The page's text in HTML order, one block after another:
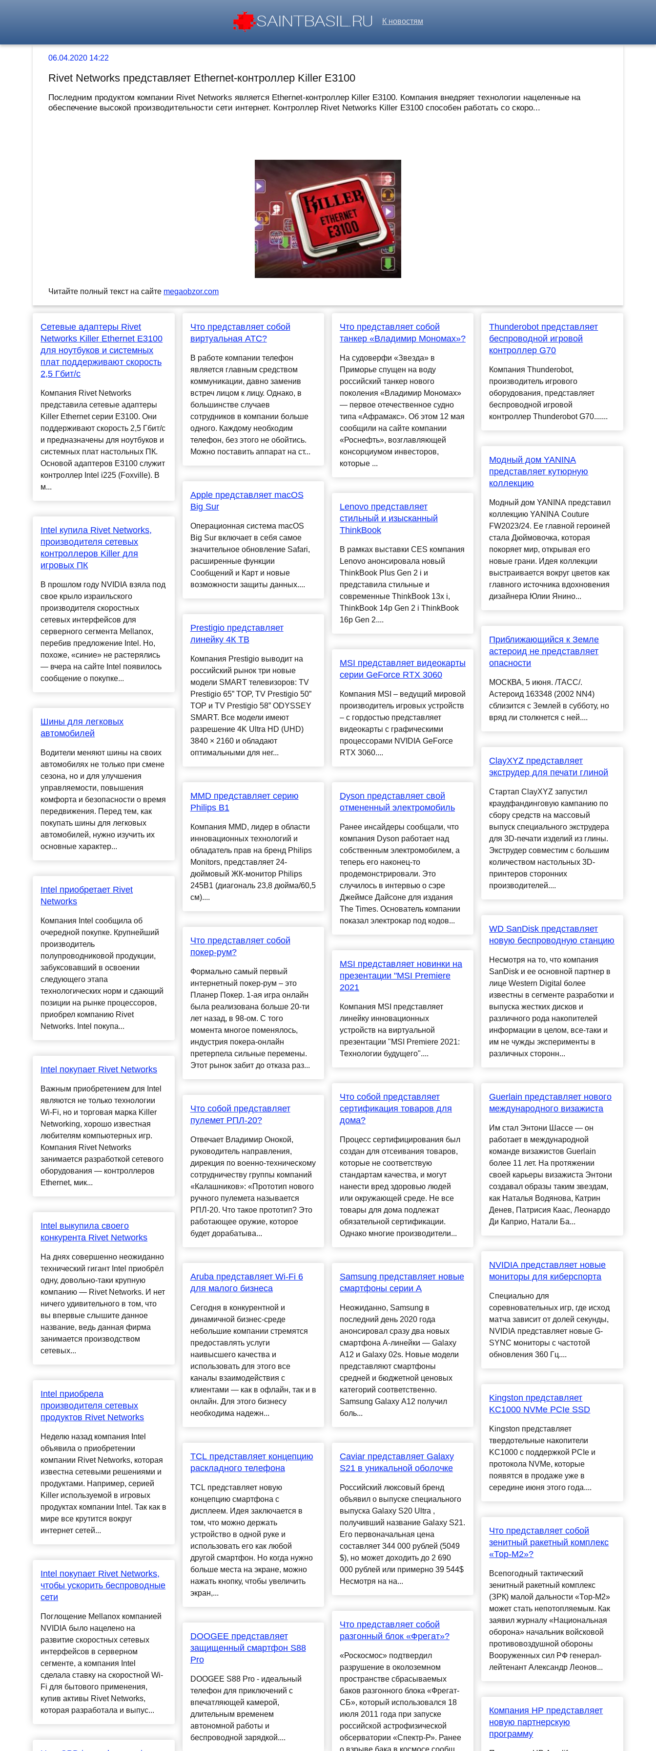
К новостям
06.04.2020 14:22
Rivet Networks представляет Ethernet-контроллер Killer E3100
Последним продуктом компании Rivet Networks является Ethernet-контроллер Killer E3100. Компания внедряет технологии нацеленные на
обеспечение высокой производительности сети интернет. Контроллер Rivet Networks Killer E3100 способен работать со скоро...
Читайте полный текст на сайте megaobzor.com
Сетевые адаптеры Rivet
Networks Killer Ethernet E3100
для ноутбуков и системных
плат поддерживают скорость
2,5 Гбит/с
Компания Rivet Networks
представила сетевые адаптеры
Killer Ethernet серии E3100. Они
поддерживают скорость 2,5 Гбит/с
и предназначены для ноутбуков и
системных плат настольных ПК.
Основой адаптеров E3100 служит
контроллер Intel i225 (Foxville). В
м...
Intel купила Rivet Networks,
производителя сетевых
контроллеров Killer для
игровых ПК
В прошлом году NVIDIA взяла под
свое крыло израильского
производителя скоростных
сетевых интерфейсов для
серверного сегмента Mellanox,
перебив предложение Intel. Но,
похоже, «синие» не растерялись
— вчера на сайте Intel появилось
сообщение о покупке...
Шины для легковых
автомобилей
Водители меняют шины на своих
автомобилях не только при смене
сезона, но и для улучшения
управляемости, повышения
комфорта и безопасности о время
передвижения. Перед тем, как
покупать шины для легковых
автомобилей, нужно изучить их
основные характер...
Intel приобретает Rivet
Networks
Компания Intel сообщила об
очередной покупке. Крупнейший
производитель
полупроводниковой продукции,
забуксовавший в освоении
следующего этапа
технологических норм и сдающий
позиции на рынке процессоров,
приобрел компанию Rivet
Networks. Intel покупа...
Intel покупает Rivet Networks
Важным приобретением для Intel
являются не только технологии
Wi-Fi, но и торговая марка Killer
Networking, хорошо известная
любителям компьютерных игр.
Компания Rivet Networks
занимается разработкой сетевого
оборудования — контроллеров
Ethernet, мик...
Intel выкупила своего
конкурента Rivet Networks
На днях совершенно неожиданно
технический гигант Intel приобрёл
одну, довольно-таки крупную
компанию — Rivet Networks. И нет
ничего удивительного в том, что
вы впервые слышите данное
название, ведь данная фирма
занимается производством
сетевых...
Intel приобрела
производителя сетевых
продуктов Rivet Networks
Неделю назад компания Intel
объявила о приобретении
компании Rivet Networks, которая
известна сетевыми решениями и
продуктами. Например, серией
Killer используемой в игровых
продуктах компании Intel. Так как в
мире все крутится вокруг
интернет сетей...
Intel покупает Rivet Networks,
чтобы ускорить беспроводные
сети
Поглощение Mellanox компанией
NVIDIA было нацелено на
развитие скоростных сетевых
интерфейсов в серверном
сегменте, а компания Intel
сделала ставку на скоростной Wi-
Fi для бытового применения,
купив активы Rivet Networks,
которая разработала и выпус...
Что представляет собой
виртуальная АТС?
В работе компании телефон
является главным средством
коммуникации, давно заменив
встреч лицом к лицу. Однако, в
большинстве случаев
сотрудников в компании больше
одного. Каждому необходим
телефон, без этого не обойтись.
Можно поставить аппарат на ст...
Apple представляет macOS
Big Sur
Операционная система macOS
Big Sur включает в себя самое
значительное обновление Safari,
расширенные функции
Сообщений и Карт и новые
возможности защиты данных....
Prestigio представляет
линейку 4К ТВ
Компания Prestigio выводит на
российский рынок три новые
модели SMART телевизоров: TV
Prestigio 65” TOP, TV Prestigio 50”
TOP и TV Prestigio 58” ODYSSEY
SMART. Все модели имеют
разрешение 4K Ultra HD (UHD)
3840 × 2160 и обладают
оптимальными для нег...
MMD представляет серию
Philips B1
Компания MMD, лидер в области
инновационных технологий и
обладатель прав на бренд Philips
Monitors, представляет 24-
дюймовый ЖК-монитор Philips
245B1 (диагональ 23,8 дюйма/60,5
см)....
Что представляет собой
покер-рум?
Формально самый первый
интернетный покер-рум – это
Планер Покер. 1-ая игра онлайн
была реализована больше 20-ти
лет назад, в 98-ом. С того
момента многое поменялось,
индустрия покера-онлайн
претерпела сильные перемены.
Этот рынок забит до отказа раз...
Что собой представляет
пулемет РПЛ-20?
Отвечает Владимир Онокой,
руководитель направления,
дирекция по военно-техническому
сотрудничеству группы компаний
«Калашников»: «Прототип нового
ручного пулемета называется
РПЛ-20. Что такое прототип? Это
работающее оружие, которое
будет дорабатыва...
Aruba представляет Wi-Fi 6
для малого бизнеса
Сегодня в конкурентной и
динамичной бизнес-среде
небольшие компании стремятся
предоставлять услуги
наивысшего качества и
использовать для этого все
каналы взаимодействия с
клиентами — как в офлайн, так и в
онлайн. Для этого бизнесу
необходима надежн...
TCL представляет концепцию
раскладного телефона
TCL представляет новую
концепцию смартфона с
дисплеем. Идея заключается в
том, что можно держать
устройство в одной руке и
использовать его как любой
другой смартфон. Но когда нужно
больше места на экране, можно
нажать кнопку, чтобы увеличить
экран,...
DOOGEE представляет
защищенный смартфон S88
Pro
DOOGEE S88 Pro - идеальный
телефон для приключений с
впечатляющей камерой,
длительным временем
автономной работы и
беспроводной зарядкой....
Что представляет собой
танкер «Владимир Мономах»?
На судоверфи «Звезда» в
Приморье спущен на воду
российский танкер нового
поколения «Владимир Мономах»
— первое отечественное судно
типа «Афрамакс». Об этом 12 мая
сообщили на сайте компании
«Роснефть», возглавляющей
консорциумом инвесторов,
которые ...
Lenovo представляет
стильный и изысканный
ThinkBook
В рамках выставки CES компания
Lenovo анонсировала новый
ThinkBook Plus Gen 2 i и
представила стильные и
современные ThinkBook 13x i,
ThinkBook 14p Gen 2 і ThinkBook
16p Gen 2....
MSI представляет видеокарты
серии GeForce RTX 3060
Компания MSI – ведущий мировой
производитель игровых устройств
– с гордостью представляет
видеокарты с графическими
процессорами NVIDIA GeForce
RTX 3060....
Dyson представляет свой
отмененный электромобиль
Ранее инсайдеры сообщали, что
компания Dyson работает над
собственным электромобилем, а
теперь его наконец-то
продемонстрировали. Это
случилось в интервью о сэре
Джеймсе Дайсоне для издания
The Times. Основатель компании
показал электрокар под кодов...
MSI представляет новинки на
презентации "MSI Premiere
2021
Компания MSI представляет
линейку инновационных
устройств на виртуальной
презентации "MSI Premiere 2021:
Технологии будущего"....
Что собой представляет
сертификация товаров для
дома?
Процесс сертифицирования был
создан для отсеивания товаров,
которые не соответствую
стандартам качества, и могут
нанести вред здоровью людей
или окружающей среде. Не все
товары для дома подлежат
обязательной сертификации.
Однако многие производители...
Samsung представляет новые
смартфоны серии А
Неожиданно, Samsung в
последний день 2020 года
анонсировал сразу два новых
смартфона A-линейки — Galaxy
A12 и Galaxy 02s. Новые модели
представляют смартфоны
средней и бюджетной ценовых
категорий соответственно.
Samsung Galaxy A12 получил
боль...
Caviar представляет Galaxy
S21 в уникальной оболочке
Российский люксовый бренд
объявил о выпуске специального
выпуска Galaxy S20 Ultra ,
получивший название Galaxy S21.
Его первоначальная цена
составляет 344 000 рублей (5049
$), но может доходить до 2 690
000 рублей или примерно 39 544$
Несмотря на на...
Что представляет собой
разгонный блок «Фрегат»?
«Роскосмос» подтвердил
разрушение в околоземном
пространстве сбрасываемых
баков разгонного блока «Фрегат-
СБ», который использовался 18
июля 2011 года при запуске
российской астрофизической
обсерватории «Спектр-Р». Ранее
Thunderobot представляет
беспроводной игровой
контроллер G70
Компания Thunderobot,
производитель игрового
оборудования, представляет
беспроводной игровой
контроллер Thunderobot G70.......
Модный дом YANINA
представляет кутюрную
коллекцию
Модный дом YANINA представил
коллекцию YANINA Couture
FW2023/24. Ее главной героиней
стала Дюймовочка, которая
покоряет мир, открывая его
новые грани. Идея коллекции
выстраивается вокруг цветов как
главного источника вдохновения
дизайнера Юлии Янино...
Приближающийся к Земле
астероид не представляет
опасности
МОСКВА, 5 июня. /ТАСС/.
Астероид 163348 (2002 NN4)
сблизится с Землей в субботу, но
вряд ли столкнется с ней....
ClayXYZ представляет
экструдер для печати глиной
Стартап ClayXYZ запустил
краудфандинговую кампанию по
сбору средств на массовый
выпуск специального экструдера
для 3D-печати изделий из глины.
Экструдер совместим с большим
количеством настольных 3D-
принтеров сторонних
производителей....
WD SanDisk представляет
новую беспроводную станцию
Несмотря на то, что компания
SanDisk и ее основной партнер в
лице Western Digital более
известны в сегменте разработки и
выпуска жестких дисков и
различного рода накопителей
информации в целом, все-таки и
им не чужды эксперименты в
различных сторонн...
Guerlain представляет нового
международного визажиста
Им стал Энтони Шассе — он
работает в международной
команде визажистов Guerlain
более 11 лет. На протяжении
своей карьеры визажиста Энтони
создавал образы таким звездам,
как Наталья Водянова, Катрин
Денев, Патрисия Каас, Леонардо
Ди Каприо, Натали Ба...
NVIDIA представляет новые
мониторы для киберспорта
Специально для
соревновательных игр, где исход
матча зависит от долей секунды,
NVIDIA представляет новые G-
SYNC мониторы с частотой
обновления 360 Гц....
Kingston представляет
KC1000 NVMe PCIe SSD
Kingston представляет
твердотельные накопители
KC1000 с поддержкой PCIe и
протокола NVMe, которые
появятся в продаже уже в
середине июня этого года....
Что представляет собой
зенитный ракетный комплекс
«Тор-М2»?
Всепогодный тактический
зенитный ракетный комплекс
(ЗРК) малой дальности «Тор-М2»
может стать непотопляемым. Как
заявил журналу «Национальная
оборона» начальник войсковой
противовоздушной обороны
Вооруженных сил РФ генерал-
лейтенант Александр Леонов...
Компания HP представляет
новую партнерскую
программу